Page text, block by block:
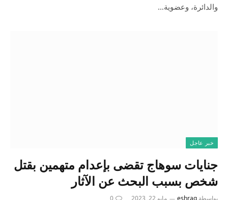
والدائرة، وعضوية…
خبر عاجل
جنايات سوهاج تقضى بإعدام متهمين بقتل
شخص بسبب البحث عن الآثار
بواسطة eshrag مايو 22, 2023 0